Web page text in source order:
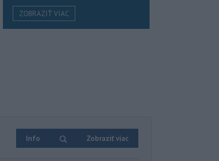
ZOBRAZIŤ VIAC
Info Zobraziť viac